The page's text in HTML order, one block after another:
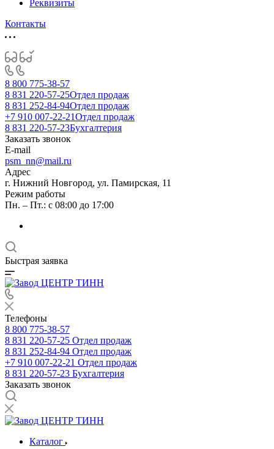
Реквизиты
Контакты
8 800 775-38-57
8 831 220-57-25Отдел продаж
8 831 252-84-94Отдел продаж
+7 910 007-22-21Отдел продаж
8 831 220-57-23Бухгалтерия
Заказать звонок
E-mail
psm_nn@mail.ru
Адрес
г. Нижний Новгород, ул. Памирская, 11
Режим работы
Пн. – Пт.: с 08:00 до 17:00
Быстрая заявка
Телефоны
8 800 775-38-57
8 831 220-57-25 Отдел продаж
8 831 252-84-94 Отдел продаж
+7 910 007-22-21 Отдел продаж
8 831 220-57-23 Бухгалтерия
Заказать звонок
Каталог